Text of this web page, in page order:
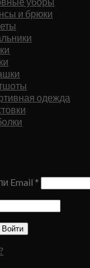
и брюки
одежда
Email *
Войти